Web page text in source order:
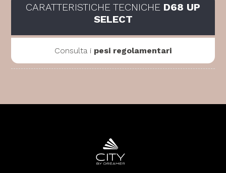
CARATTERISTICHE TECNICHE D68 UP
SELECT
Consulta i pesi regolamentari